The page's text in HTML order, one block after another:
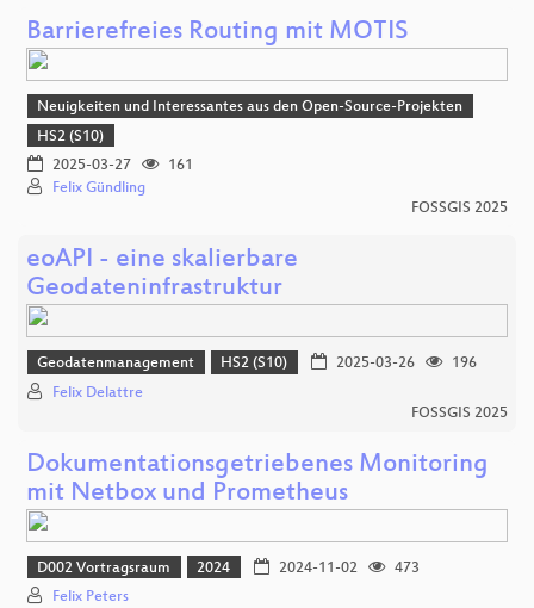
Barrierefreies Routing mit MOTIS
Neuigkeiten und Interessantes aus den Open-Source-Projekten
HS2 (S10)
2025-03-27
161
Felix Gündling
FOSSGIS 2025
eoAPI - eine skalierbare
Geodateninfrastruktur
Geodatenmanagement HS2 (S10) 2025-03-26
196
Felix Delattre
FOSSGIS 2025
Dokumentationsgetriebenes Monitoring
mit Netbox und Prometheus
D002 Vortragsraum 2024 2024-11-02
473
Felix Peters